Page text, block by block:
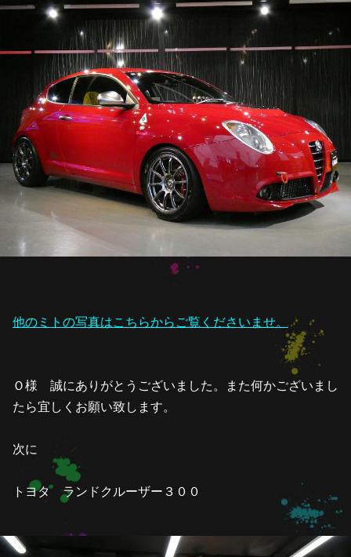
他のミトの写真はこちらからご覧くださいませ。
Ｏ様 誠にありがとうございました。また何かございまし
たら宜しくお願い致します。
次に
トヨタ ランドクルーザー３００